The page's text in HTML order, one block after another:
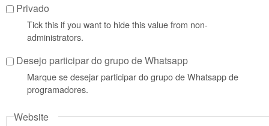
Privado
Tick this if you want to hide this value from non-
administrators.
Desejo participar do grupo de Whatsapp
Marque se desejar participar do grupo de Whatsapp de
programadores.
Website